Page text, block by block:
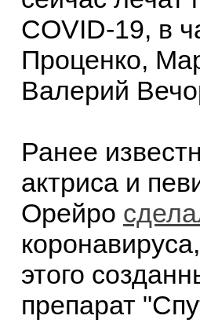
COVID-19, в
Проценко,
Валерий
Ранее
актриса и
Орейро
этого
препарат